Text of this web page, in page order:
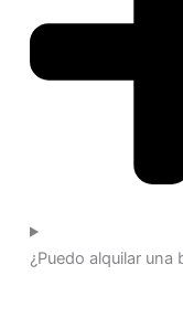
¿Puedo alquilar una